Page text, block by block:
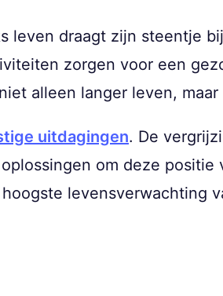
leven draagt zijn steentje
zorgen voor een
alleen langer leven,
uitdagingen. De
om deze
levensverwachting